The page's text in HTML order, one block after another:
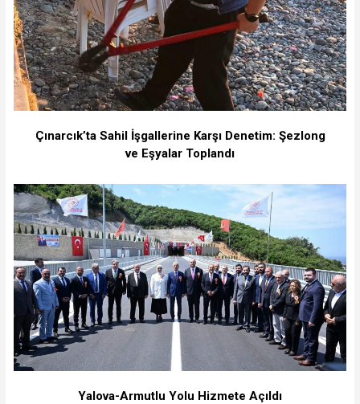
Çınarcık’ta Sahil İşgallerine Karşı Denetim: Şezlong
ve Eşyalar Toplandı
Yalova-Armutlu Yolu Hizmete Açıldı